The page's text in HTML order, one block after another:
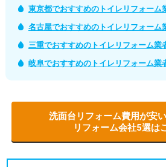
東京都でおすすめのトイレリフォーム
名古屋でおすすめのトイレリフォーム
三重でおすすめのトイレリフォーム業
岐阜でおすすめのトイレリフォーム業
洗面台リフォーム費用が安
リフォーム会社5選は